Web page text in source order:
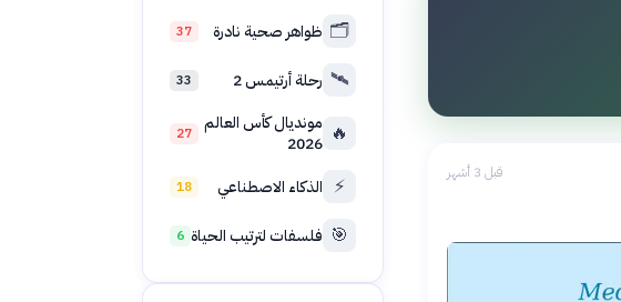
قبل 3 أشهر
🗂️ ظواهر صحية نادرة 37
🛰️ رحلة أرتيمس 2 33
🔥 مونديال كأس العالم
2026
27
⚡ الذكاء الاصطناعي 18
🎯 فلسفات لترتيب الحياة 6